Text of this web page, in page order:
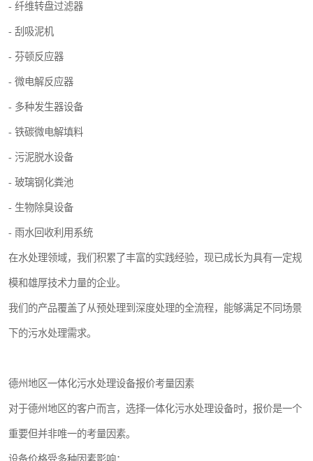
- 纤维转盘过滤器
- 刮吸泥机
- 芬顿反应器
- 微电解反应器
- 多种发生器设备
- 铁碳微电解填料
- 污泥脱水设备
- 玻璃钢化粪池
- 生物除臭设备
- 雨水回收利用系统
在水处理领域，我们积累了丰富的实践经验，现已成长为具有一定规
模和雄厚技术力量的企业。
我们的产品覆盖了从预处理到深度处理的全流程，能够满足不同场景
下的污水处理需求。
德州地区一体化污水处理设备报价考量因素
对于德州地区的客户而言，选择一体化污水处理设备时，报价是一个
重要但并非唯一的考量因素。